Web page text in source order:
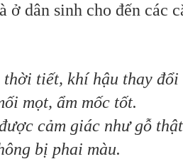
dân sinh cho đến các
tiết, khí hậu thay đổi
mọt, ẩm mốc tốt.
cảm giác như gỗ
bị phai màu.